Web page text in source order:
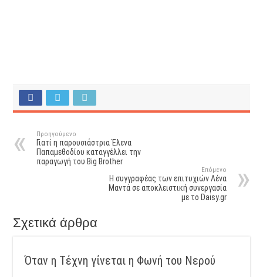
Προηγούμενο
Γιατί η παρουσιάστρια Έλενα
Παπαμεθοδίου καταγγέλλει την
παραγωγή του Big Brother
Επόμενο
Η συγγραφέας των επιτυχιών Λένα
Μαντά σε αποκλειστική συνεργασία
με το Daisy.gr
Σχετικά άρθρα
Όταν η Τέχνη γίνεται η Φωνή του Νερού